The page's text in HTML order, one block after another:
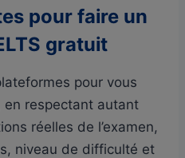
pour faire un
gratuit
pour vous
respectant autant
réelles de l’examen,
niveau de difficulté et